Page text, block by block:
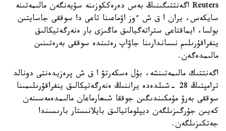
Reuters اگەنتتىگىنىڭ بەس دەرەككوزىنە سۇيەنگەن مالىمەتىنە
سايكەس، يران ا ق ش ءوز اۋماعىنا تاعى دا سوققى جاسايتىن
بولسا، ايماقتاعى ستراتەگيالىق ماڭىزى بار ەنەرگەتيكالىق
ينفراقۇرىلىم نىساندارىنا جاۋاپ رەتىندە سوققى بەرەتىنىن
مالىمدەگەن.
اگەنتتىك مالىمەتىنشە، بۇل ەسكەرتۋ ا ق ش پرەزيدەنتى دونالد
ترامپتىڭ 28 -شىلدەدە يراننىڭ ەنەرگەتيكالىق ينفراقۇرىلىمىنا
سوققى بەرۋ مۇمكىندىگىن جوققا شىعارماعان مالىمدەمەسىنەن
كەيىن جۇرگىزىلگەن ديپلوماتيالىق بايلانىستار بارىسىندا
جەتكىزىلگەن.